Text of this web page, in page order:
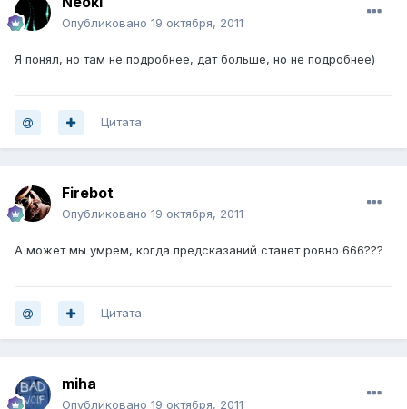
Опубликовано 19 октября, 2011
Я понял, но там не подробнее, дат больше, но не подробнее)
Цитата
Firebot
Опубликовано 19 октября, 2011
А может мы умрем, когда предсказаний станет ровно 666???
Цитата
miha
Опубликовано 19 октября, 2011